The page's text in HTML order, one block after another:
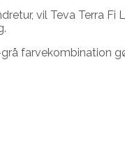
vil Teva Terra Fi
farvekombination